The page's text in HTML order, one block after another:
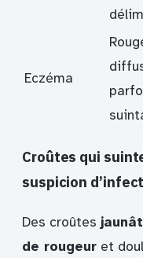
Eczéma
Croûtes qui
suspicion
Des croûtes
de rougeur et